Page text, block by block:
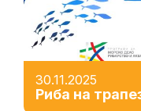
30.11.2025
Риба на